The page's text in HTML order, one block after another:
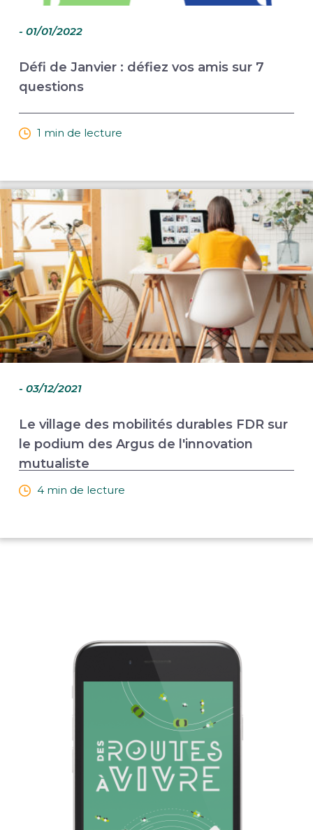
- 01/01/2022
Défi de Janvier : défiez vos amis sur 7
questions
1 min de lecture
- 03/12/2021
Le village des mobilités durables FDR sur
le podium des Argus de l'innovation
mutualiste
4 min de lecture